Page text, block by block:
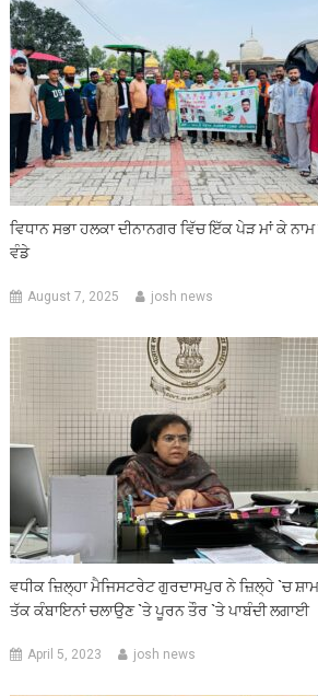
ਵਿਧਾਨ ਸਭਾ ਹਲਕਾ ਦੀਨਾਨਗਰ ਵਿੱਚ ਇੱਕ ਪੇੜ ਮਾਂ ਕੇ
ਵੰਡੇ
August 7, 2025 josh news
ਵਧੀਕ ਜ਼ਿਲ੍ਹਾ ਮੈਜਿਸਟਰੇਟ ਗੁਰਦਾਸਪੁਰ ਨੇ ਜ਼ਿਲ੍ਹੇ `ਚ
ਤੱਕ ਕੰਬਾਇਨਾਂ ਚਲਾਉਣ `ਤੇ ਪੂਰਨ ਤੌਰ `ਤੇ ਪਾਬੰਦੀ ਲਗਾਈ
April 5, 2023 josh news